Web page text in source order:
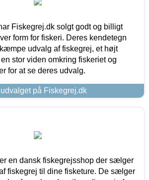
Fiskegrej.dk solgt godt og billigt
form for fiskeri. Deres kendetegn
udvalg af fiskegrej, et højt
stor viden omkring fiskeriet og
for at se deres udvalg.
på Fiskegrej.dk
en dansk fiskegrejsshop der sælger
fiskegrej til dine fisketure. De sælger